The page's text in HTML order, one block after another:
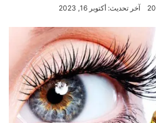
آخر تحديث: أكتوبر 16, 2023